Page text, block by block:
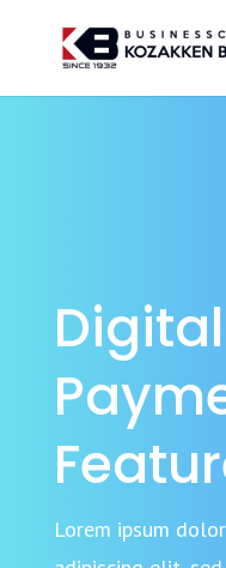
Digital
Lorem ipsum